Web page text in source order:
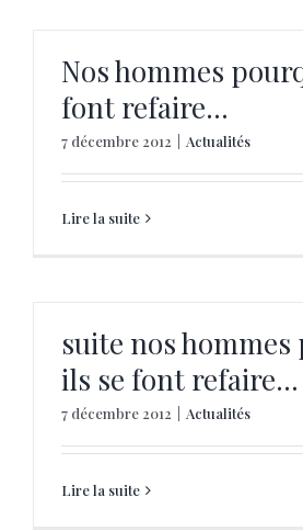
Nos hommes
font refaire…
7 décembre 2012 Actualités
Lire la suite
suite nos
ils se font refaire…
7 décembre 2012 Actualités
Lire la suite